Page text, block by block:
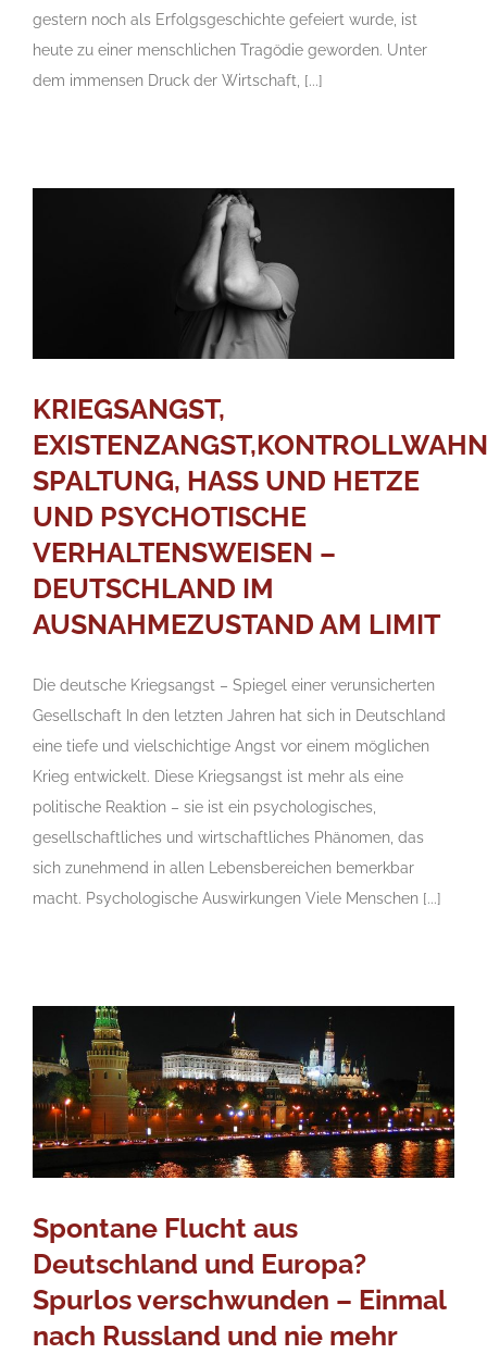
gestern noch als Erfolgsgeschichte gefeiert wurde, ist
heute zu einer menschlichen Tragödie geworden. Unter
dem immensen Druck der Wirtschaft, [...]
KRIEGSANGST,
SPALTUNG, HASS UND HETZE
UND PSYCHOTISCHE
VERHALTENSWEISEN –
DEUTSCHLAND IM
AUSNAHMEZUSTAND AM LIMIT
Die deutsche Kriegsangst – Spiegel einer verunsicherten
Gesellschaft In den letzten Jahren hat sich in Deutschland
eine tiefe und vielschichtige Angst vor einem möglichen
Krieg entwickelt. Diese Kriegsangst ist mehr als eine
politische Reaktion – sie ist ein psychologisches,
gesellschaftliches und wirtschaftliches Phänomen, das
sich zunehmend in allen Lebensbereichen bemerkbar
macht. Psychologische Auswirkungen Viele Menschen [...]
Spontane Flucht aus
Deutschland und Europa?
Spurlos verschwunden – Einmal
nach Russland und nie mehr